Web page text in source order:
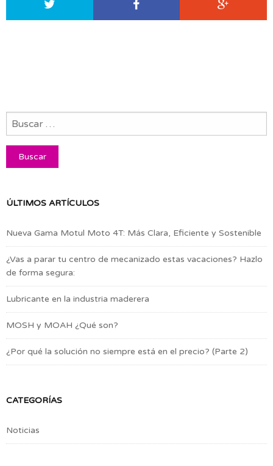
ÚLTIMOS ARTÍCULOS
Nueva Gama Motul Moto 4T: Más Clara, Eficiente y Sostenible
¿Vas a parar tu centro de mecanizado estas vacaciones? Hazlo
de forma segura:
Lubricante en la industria maderera
MOSH y MOAH ¿Qué son?
¿Por qué la solución no siempre está en el precio? (Parte 2)
CATEGORÍAS
Noticias